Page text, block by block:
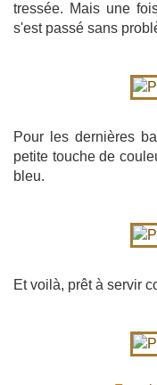
tressée. Mais une
s'est passé sans
Pour les dernières
petite touche de
bleu.
Et voilà, prêt à servir